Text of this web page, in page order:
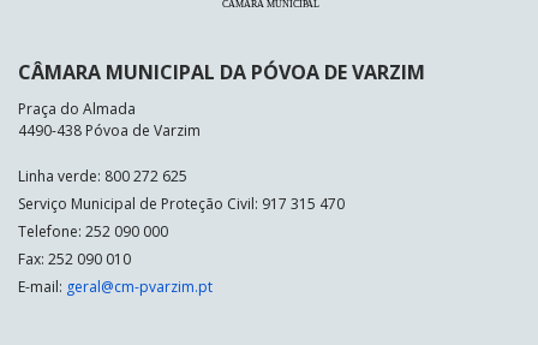
CÂMARA MUNICIPAL DA PÓVOA DE VARZIM
Praça do Almada
4490-438 Póvoa de Varzim
Linha verde: 800 272 625
Serviço Municipal de Proteção Civil: 917 315 470
Telefone: 252 090 000
Fax: 252 090 010
E-mail: geral@cm-pvarzim.pt